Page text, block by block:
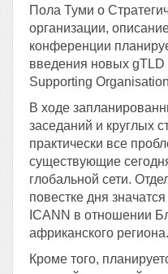
Пола Туми о
организации,
конференции
введения новых gTLD
Supporting
В ходе
заседаний и круглых
практически все
существующие
глобальной сети.
повестке дня
ICANN в отношении
африканского региона.
Кроме того,